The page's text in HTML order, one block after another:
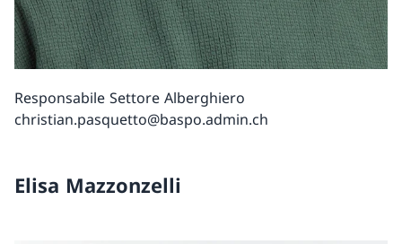
Responsabile Settore Alberghiero
christian.pasquetto@baspo.admin.ch
Elisa Mazzonzelli